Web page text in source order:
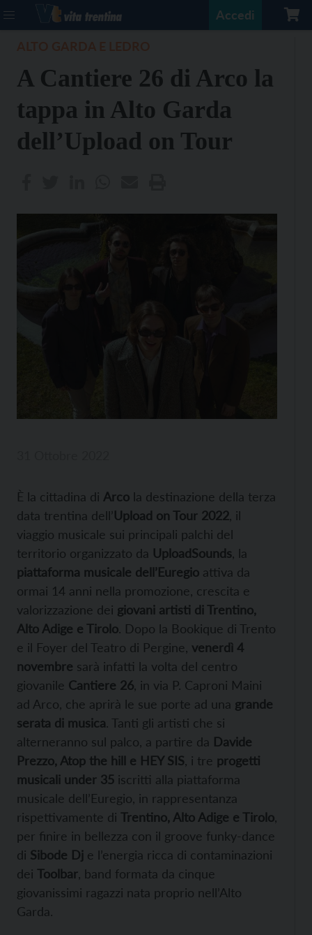
Accedi
A Cantiere 26 di Arco la
tappa in Alto Garda
dell’Upload on Tour
È la cittadina di Arco la destinazione della terza
data trentina dell’Upload on Tour 2022 , il
viaggio musicale sui principali palchi del
territorio organizzato da UploadSounds , la
piattaforma musicale dell’Euregio attiva da
ormai 14 anni nella promozione, crescita e
valorizzazione dei giovani artisti di Trentino,
Alto Adige e Tirolo. Dopo la Bookique di Trento
e il Foyer del Teatro di Pergine, venerdì 4
novembre sarà infatti la volta del centro
giovanile Cantiere 26 , in via P. Caproni Maini
ad Arco, che aprirà le sue porte ad una grande
serata di musica. Tanti gli artisti che si
alterneranno sul palco, a partire da Davide
Prezzo, Atop the hill e HEY SIS , i tre progetti
musicali under 35 iscritti alla piattaforma
musicale dell’Euregio, in rappresentanza
rispettivamente di Trentino, Alto Adige e Tirolo
per finire in bellezza con il groove funky-dance
di Sibode Dj e l’energia ricca di contaminazioni
dei Toolbar , band formata da cinque
giovanissimi ragazzi nata proprio nell’Alto
Garda.